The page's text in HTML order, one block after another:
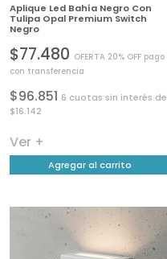
Aplique Led Bahía Negro Con
Tulipa Opal Premium Switch
Negro
$77.480 OFERTA 20% OFF pago
con transferencia
$96.851 6 cuotas sin interés de
$16.142
Ver +
Agregar al carrito